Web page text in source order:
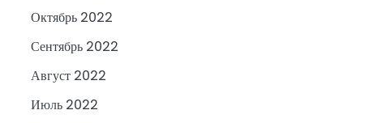
Октябрь 2022
Сентябрь 2022
Август 2022
Июль 2022